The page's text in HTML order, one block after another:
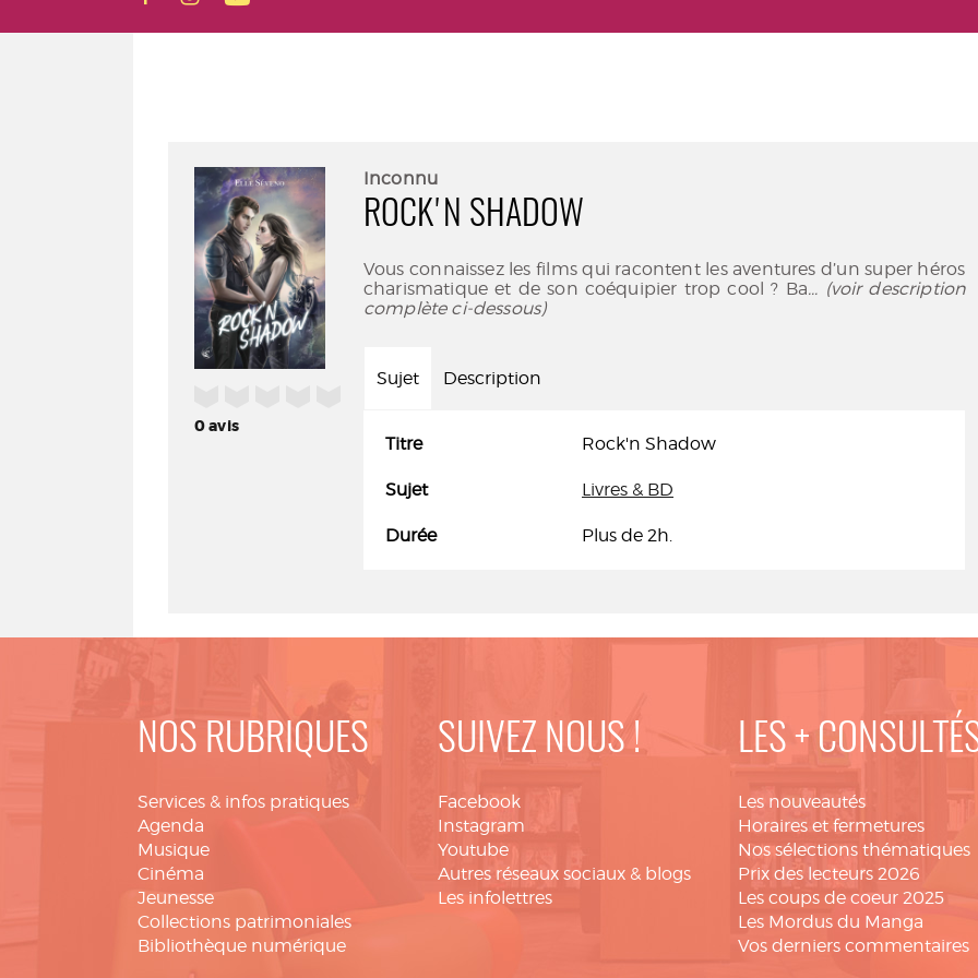
0avis
Inconnu
ROCK'N SHADOW
Vous connaissez les films qui racontent les aventures d’un super héros
charismatique et de son coéquipier trop cool ? Ba... (voir description
complète ci-dessous)
Sujet Description
Titre Rock'n Shadow
Sujet Livres & BD
Durée Plus de 2h.
NOS RUBRIQUES
Services & infos pratiques
Agenda
Musique
Cinéma
Jeunesse
Collections patrimoniales
Bibliothèque numérique
SUIVEZ NOUS !
Facebook
Instagram
Youtube
Autres réseaux sociaux & blogs
Les infolettres
LES +
Les nouveautés
Horaires et fermetures
Nos sélections thématiques
Prix des lecteurs 2026
Les coups de coeur 2025
Les Mordus du Manga
Vos derniers commentaires